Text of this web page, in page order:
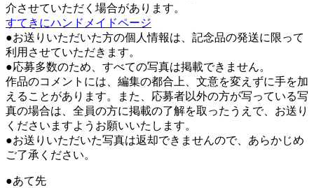
介させていただく場合があります。
すてきにハンドメイドページ
●お送りいただいた方の個人情報は、記念品の発送に限って
利用させていただきます。
●応募多数のため、すべての写真は掲載できません。
作品のコメントには、編集の都合上、文意を変えずに手を加
えることがあります。また、応募者以外の方が写っている写
真の場合は、全員の方に掲載の了解を取ったうえで、お送り
くださいますようお願いいたします。
●お送りいただいた写真は返却できませんので、あらかじめ
ご了承ください。
●あて先